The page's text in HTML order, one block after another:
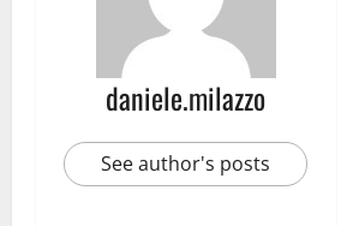
daniele.milazzo
See author's posts